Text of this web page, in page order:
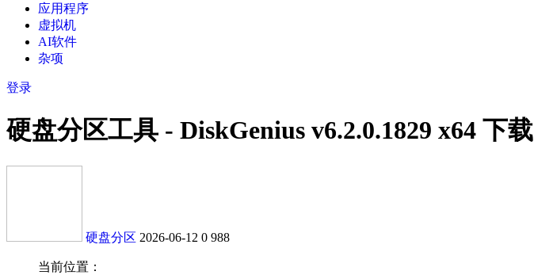
应用程序
虚拟机
AI软件
杂项
登录
硬盘分区工具 - DiskGenius v6.2.0.1829 x64 下载
硬盘分区 2026-06-12 0 988
当前位置：